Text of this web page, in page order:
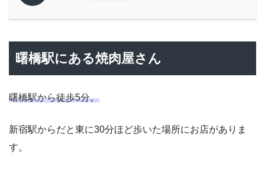
曙橋駅にある焼肉屋さん
曙橋駅から徒歩5分。
新宿駅からだと東に30分ほど歩いた場所にお店がありま
す。